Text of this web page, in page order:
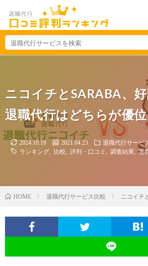
ニコイチとSARABA、
退職代行はどちらが優
2024.10.18 2021.04.23
退職代行サービ
ランキング
比較 評判・口コミ 調査結果 ,退
HOME 退職代行サービス比較 ニコイチ